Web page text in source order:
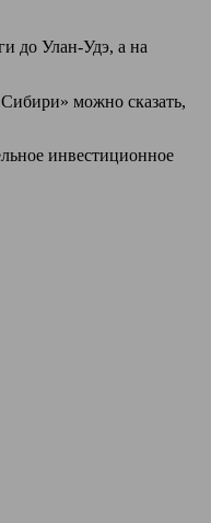
до Улан-Удэ, а на
можно сказать,
инвестиционное